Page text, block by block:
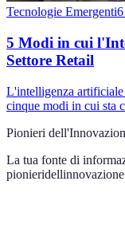
Tecnologie Emergenti6
5 Modi in cui
Settore Retail
L'intelligenza
cinque modi in cui sta
Pionieri
La tua fonte di